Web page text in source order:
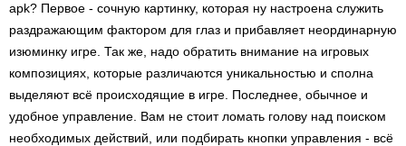
apk? Первое - сочную картинку, которая ну настроена служить
раздражающим фактором для глаз и прибавляет неординарную
изюминку игре. Так же, надо обратить внимание на игровых
композициях, которые различаются уникальностью и сполна
выделяют всё происходящие в игре. Последнее, обычное и
удобное управление. Вам не стоит ломать голову над поиском
необходимых действий, или подбирать кнопки управления - всё